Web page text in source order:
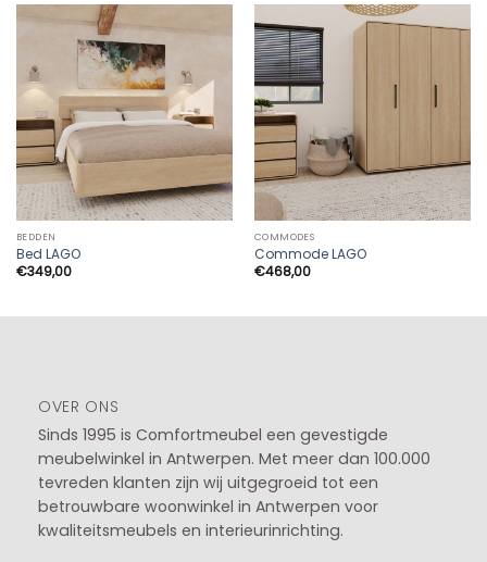
BEDDEN
Bed LAGO
€349,00
COMMODES
Commode LAGO
€468,00
OVER ONS
Sinds 1995 is Comfortmeubel een gevestigde
meubelwinkel in Antwerpen. Met meer dan 100.000
tevreden klanten zijn wij uitgegroeid tot een
betrouwbare woonwinkel in Antwerpen voor
kwaliteitsmeubels en interieurinrichting.